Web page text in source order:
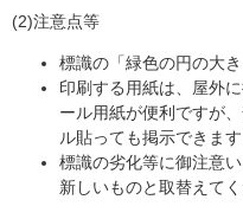
(2)注意点等
標識の「緑色の円の大
印刷する用紙は、屋外
ール用紙が便利ですが
ル貼っても掲示できます
標識の劣化等に御注意
新しいものと取替えてく